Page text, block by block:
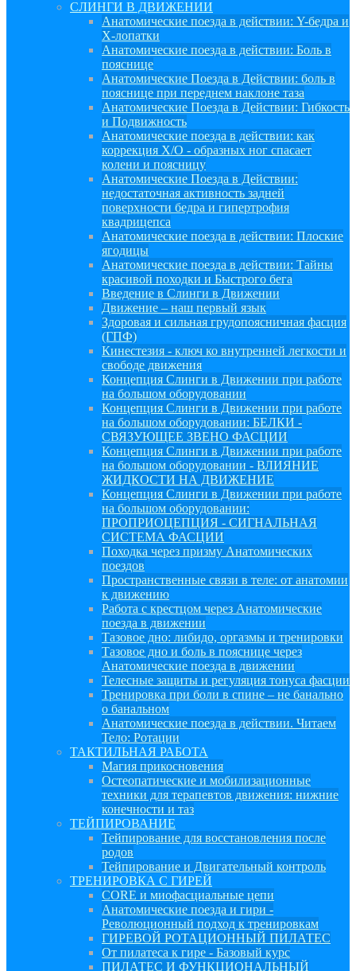
СЛИНГИ В ДВИЖЕНИИ
Анатомические поезда в действии: Y-бедра и
Х-лопатки
Анатомические поезда в действии: Боль в
пояснице
Анатомические Поезда в Действии: боль в
пояснице при переднем наклоне таза
Анатомические Поезда в Действии: Гибкость
и Подвижность
Анатомические поезда в действии: как
коррекция Х/О - образных ног спасает
колени и поясницу
Анатомические Поезда в Действии:
недостаточная активность задней
поверхности бедра и гипертрофия
квадрицепса
Анатомические поезда в действии: Плоские
ягодицы
Анатомические поезда в действии: Тайны
красивой походки и Быстрого бега
Введение в Слинги в Движении
Движение – наш первый язык
Здоровая и сильная грудопоясничная фасция
(ГПФ)
Кинестезия - ключ ко внутренней легкости и
свободе движения
Концепция Слинги в Движении при работе
на большом оборудовании
Концепция Слинги в Движении при работе
на большом оборудовании: БЕЛКИ -
СВЯЗУЮЩЕЕ ЗВЕНО ФАСЦИИ
Концепция Слинги в Движении при работе
на большом оборудовании - ВЛИЯНИЕ
ЖИДКОСТИ НА ДВИЖЕНИЕ
Концепция Слинги в Движении при работе
на большом оборудовании:
ПРОПРИОЦЕПЦИЯ - СИГНАЛЬНАЯ
СИСТЕМА ФАСЦИИ
Походка через призму Анатомических
поездов
Пространственные связи в теле: от анатомии
к движению
Работа с крестцом через Анатомические
поезда в движении
Тазовое дно: либидо, оргазмы и тренировки
Тазовое дно и боль в пояснице через
Анатомические поезда в движении
Телесные защиты и регуляция тонуса фасции
Тренировка при боли в спине – не банально
о банальном
Анатомические поезда в действии. Читаем
Тело: Ротации
ТАКТИЛЬНАЯ РАБОТА
Магия прикосновения
Остеопатические и мобилизационные
техники для терапевтов движения: нижние
конечности и таз
ТЕЙПИРОВАНИЕ
Тейпирование для восстановления после
родов
Тейпирование и Двигательный контроль
ТРЕНИРОВКА С ГИРЕЙ
CORE и миофасциальные цепи
Анатомические поезда и гири -
Революционный подход к тренировкам
ГИРЕВОЙ РОТАЦИОННЫЙ ПИЛАТЕС
От пилатеса к гире - Базовый курс
ПИЛАТЕС И ФУНКЦИОНАЛЬНЫЙ